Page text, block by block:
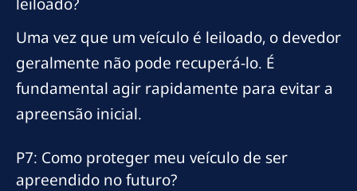
Uma vez que um veículo é leiloado, o devedor
geralmente não pode recuperá-lo. É
fundamental agir rapidamente para evitar a
apreensão inicial.
P7: Como proteger meu veículo de ser
apreendido no futuro?